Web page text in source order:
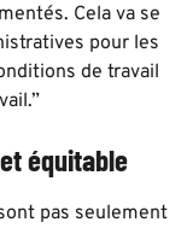
Cela va se
pour les
de travail
équitable
pas seulement